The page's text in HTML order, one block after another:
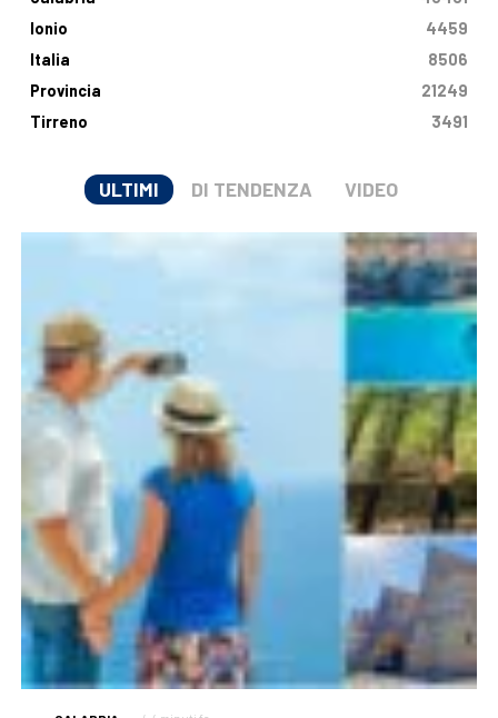
Ionio
4459
Italia
8506
Provincia
21249
Tirreno
3491
ULTIMI DI TENDENZA VIDEO